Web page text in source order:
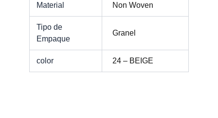
Material Non Woven
Tipo de
Empaque
Granel
color 24 – BEIGE